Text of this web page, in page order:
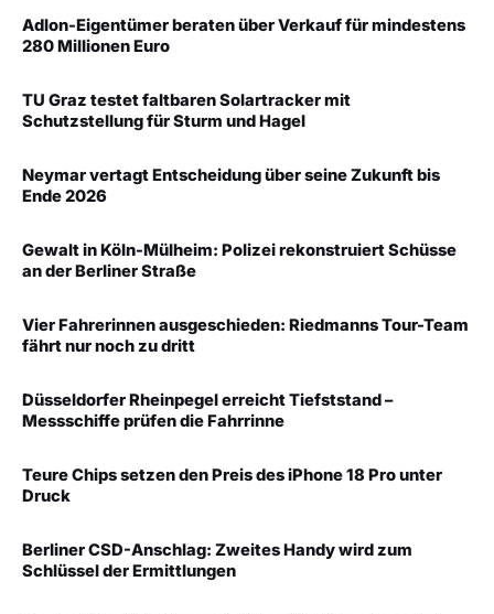
Adlon-Eigentümer beraten über Verkauf für mindestens
280 Millionen Euro
TU Graz testet faltbaren Solartracker mit
Schutzstellung für Sturm und Hagel
Neymar vertagt Entscheidung über seine Zukunft bis
Ende 2026
Gewalt in Köln-Mülheim: Polizei rekonstruiert Schüsse
an der Berliner Straße
Vier Fahrerinnen ausgeschieden: Riedmanns Tour-Team
fährt nur noch zu dritt
Düsseldorfer Rheinpegel erreicht Tiefststand –
Messschiffe prüfen die Fahrrinne
Teure Chips setzen den Preis des iPhone 18 Pro unter
Druck
Berliner CSD-Anschlag: Zweites Handy wird zum
Schlüssel der Ermittlungen